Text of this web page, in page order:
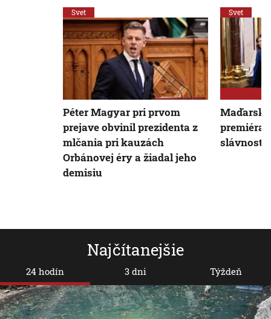
Najčítanejšie
24 hodín 3 dni Týždeň
Svet
Péter Magyar pri prvom
prejave obvinil prezidenta z
mlčania pri kauzách
Orbánovej éry a žiadal jeho
demisiu
Svet
premiéra,